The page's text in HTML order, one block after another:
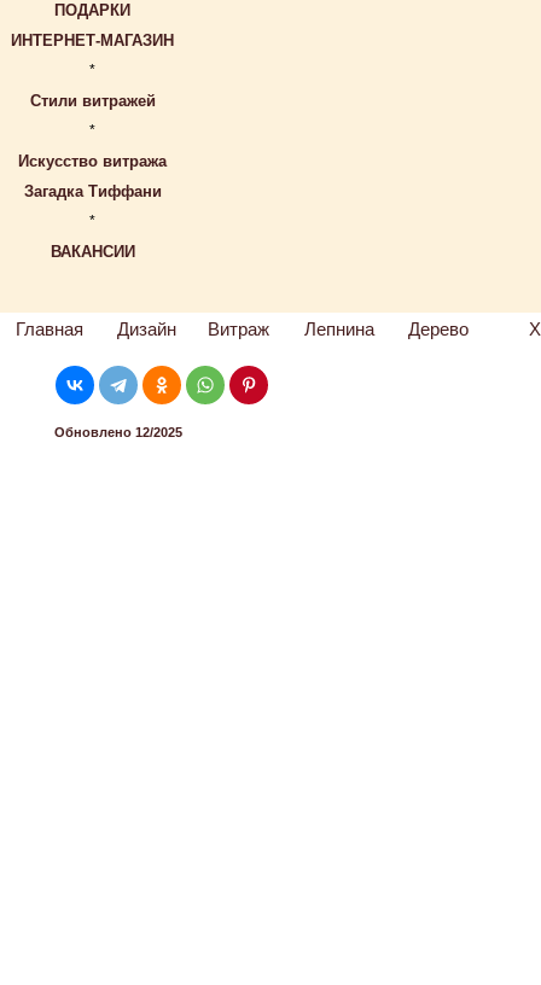
ПОДАРКИ
ИНТЕРНЕТ-МАГАЗИН
*
Стили витражей
*
Искусство витража
Загадка Тиффани
*
ВАКАНСИИ
Главная Дизайн Витраж Лепнина Дерево
Обновлено 12/2025